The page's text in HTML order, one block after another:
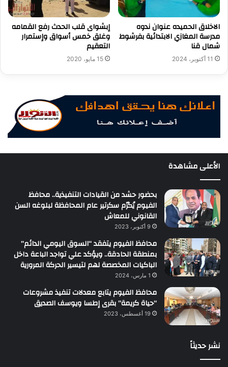
الاخلاق الحميده عنوان ندوه
مدرسة المغازي الابتدائية بفرشوط
شمال قنا
11 أكتوبر، 2024
إبشواى قلب الحدث رفع القمامه
وغلق خمس أسواق وإستمرار
التعقيم
15 مايو، 2020
الأعلى مشاهدة
بحضور حشد من القيادات التنفيذية.. محافظ
الفيوم يُكرّم سكرتير عام المحافظة لبلوغه السن
القانوني للمعاش
9 أكتوبر، 2023
محافظ الفيوم يتفقد “السوق اليومي الدائم”
بمنطقة الحادقة.. ويؤكد علي تواجد الباعة داخل
الباكيات المخصصة لهم لتيسير الحركة المرورية
1 مارس، 2024
محافظ الفيوم يتابع معدلات تنفيذ مشروعات
“حياة كريمة” بقرى إطسا ويوسف الصديق
19 أغسطس، 2023
نشر حديثاً